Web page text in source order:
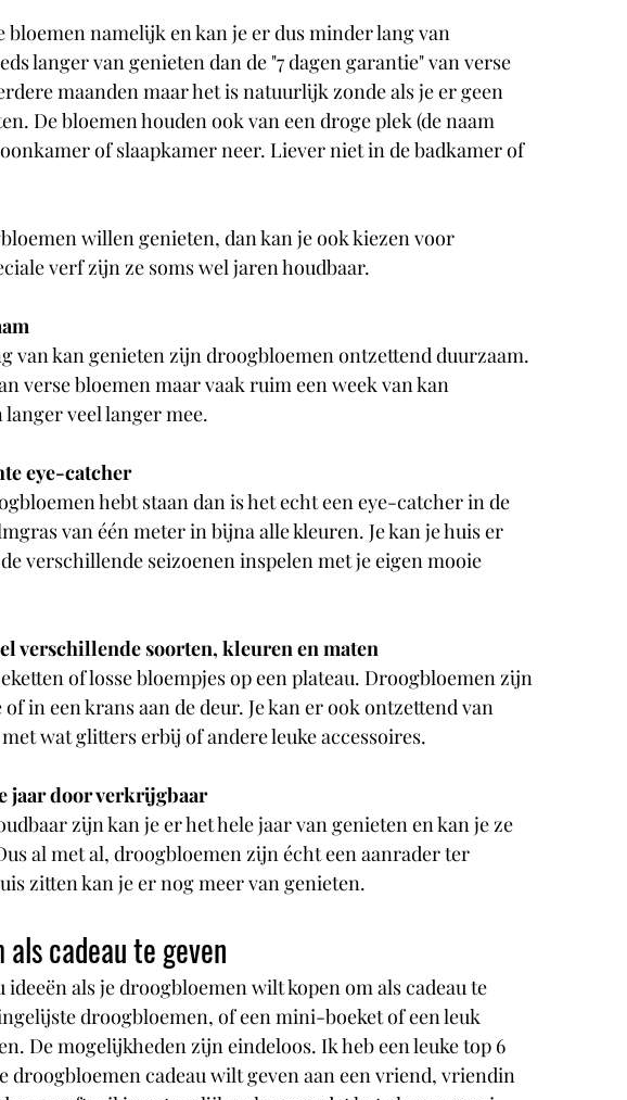
namelijk en kan je er dus minder lang van
langer van genieten dan de "7 dagen garantie" van verse
maanden maar het is natuurlijk zonde als je er geen
De bloemen houden ook van een droge plek (de naam
of slaapkamer neer. Liever niet in de badkamer of
willen genieten, dan kan je ook kiezen voor
verf zijn ze soms wel jaren houdbaar.
van kan genieten zijn droogbloemen ontzettend duurzaam.
verse bloemen maar vaak ruim een week van kan
veel langer mee.
eye-catcher
hebt staan dan is het echt een eye-catcher in de
van één meter in bijna alle kleuren. Je kan je huis er
verschillende seizoenen inspelen met je eigen mooie
verschillende soorten, kleuren en maten
of losse bloempjes op een plateau. Droogbloemen zijn
in een krans aan de deur. Je kan er ook ontzettend van
wat glitters erbij of andere leuke accessoires.
jaar door verkrijgbaar
zijn kan je er het hele jaar van genieten en kan je ze
al met al, droogbloemen zijn écht een aanrader ter
zitten kan je er nog meer van genieten.
cadeau te geven
ideeën als je droogbloemen wilt kopen om als cadeau te
droogbloemen, of een mini-boeket of een leuk
De mogelijkheden zijn eindeloos. Ik heb een leuke top 6
droogbloemen cadeau wilt geven aan een vriend, vriendin